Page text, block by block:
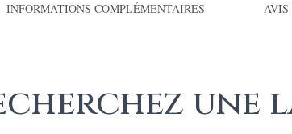
INFORMATIONS COMPLÉMENTAIRES AVIS
une